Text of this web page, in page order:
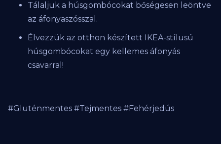
Tálaljuk a húsgombócokat bőségesen leöntve
az áfonyaszósszal.
Élvezzük az otthon készített IKEA-stílusú
húsgombócokat egy kellemes áfonyás
csavarral!
#Gluténmentes #Tejmentes #Fehérjedús